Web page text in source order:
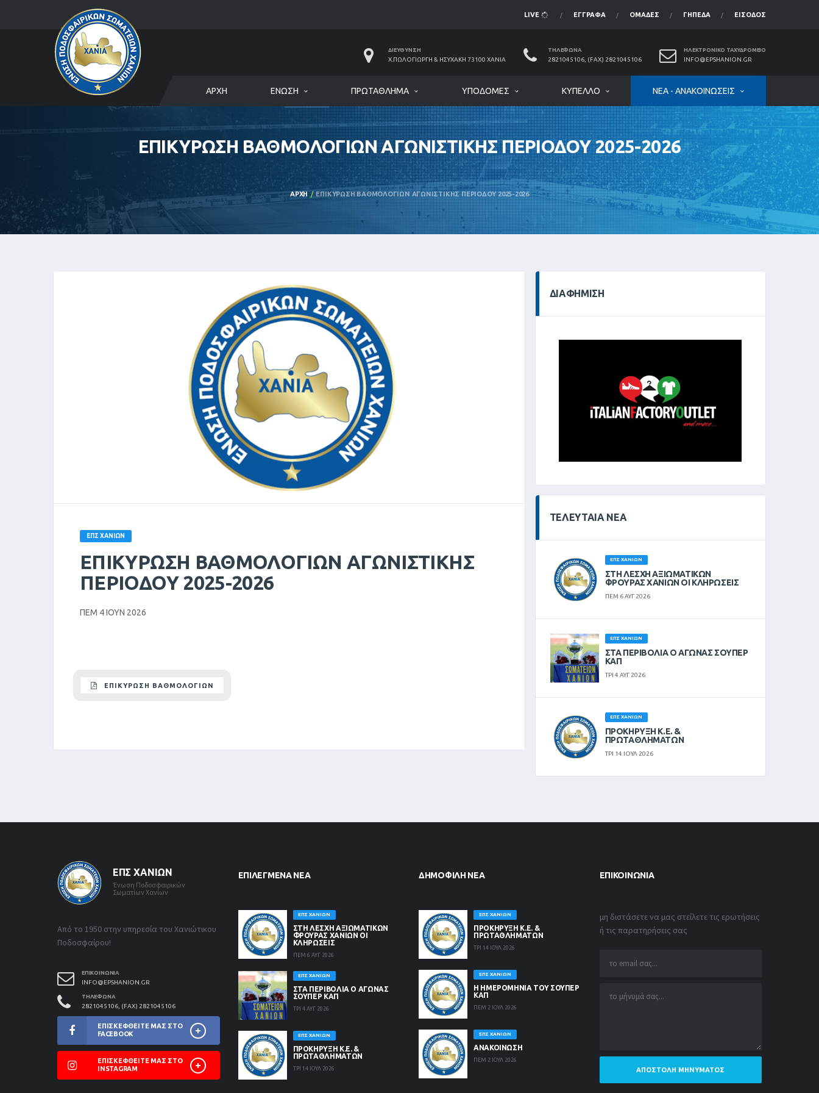
LIVE ΈΓΓΡΑΦΑ ΟΜΆΔΕΣ ΓΉΠΕΔΑ ΕΊΣΟΔΟΣ
ΔΙΕΎΘΥΝΣΗ
Χ.ΠΩΛΟΓΙΏΡΓΗ & ΗΣΥΧΆΚΗ 73100 ΧΑΝΙΆ
ΤΗΛΈΦΩΝΑ
2821045106, (FAX) 2821045106
ΗΛΕΚΤΡΟΝΙΚΌ ΤΑΧΥΔΡΟΜΕΊΟ
INFO@EPSHANION.GR
ΑΡΧΉ ΈΝΩΣΗ ΠΡΩΤΆΘΛΗΜΑ ΥΠΟΔΟΜΈΣ ΚΎΠΕΛΛΟ ΝΈΑ - ΑΝΑΚΟΙΝΏΣΕΙΣ
ΕΠΙΚΥΡΩΣΗ ΒΑΘΜΟΛΟΓΙΩΝ ΑΓΩΝΙΣΤΙΚΗΣ ΠΕΡΙΟΔΟΥ 2025-2026
ΑΡΧΉ ΕΠΙΚΥΡΩΣΗ ΒΑΘΜΟΛΟΓΙΩΝ ΑΓΩΝΙΣΤΙΚΗΣ ΠΕΡΙΟΔΟΥ 2025-2026
ΕΠΣ ΧΑΝΊΩΝ
ΕΠΙΚΥΡΩΣΗ ΒΑΘΜΟΛΟΓΙΩΝ ΑΓΩΝΙΣΤΙΚΗΣ
ΠΕΡΙΟΔΟΥ 2025-2026
ΠΕΜ 4 ΙΟΥΝ 2026
ΕΠΙΚΥΡΩΣΗ ΒΑΘΜΟΛΟΓΙΩΝ
ΔΙΑΦΉΜΙΣΗ
ΤΕΛΕΥΤΑΊΑ ΝΈΑ
ΕΠΣ ΧΑΝΊΩΝ
ΣΤΗ ΛΈΣΧΗ ΑΞΙΩΜΑΤΙΚΏΝ
ΦΡΟΥΡΆΣ ΧΑΝΊΩΝ ΟΙ ΚΛΗΡΏΣΕΙΣ
ΠΕΜ 6 ΑΥΓ 2026
ΕΠΣ ΧΑΝΊΩΝ
ΣΤΑ ΠΕΡΙΒΟΛΙΑ Ο ΑΓΩΝΑΣ ΣΟΥΠΕΡ
ΚΑΠ
ΤΡΙ 4 ΑΥΓ 2026
ΕΠΣ ΧΑΝΊΩΝ
ΠΡΟΚΗΡΥΞΗ Κ.Ε. &
ΠΡΩΤΑΘΛΗΜΑΤΩΝ
ΤΡΙ 14 ΙΟΥΛ 2026
ΕΠΣ ΧΑΝΊΩΝ
Ένωση Ποδοσφαιρικών
Σωματίων Χανίων
Από το 1950 στην υπηρεσία του Χανιώτικου
Ποδοσφαίρου!
ΕΠΙΚΟΙΝΩΝΊΑ
INFO@EPSHANION.GR
ΤΗΛΈΦΩΝΑ
2821045106, (FAX) 2821045106
ΕΠΙΣΚΕΦΘΕΊΤΕ ΜΑΣ ΣΤΟ
FACEBOOK
ΕΠΙΣΚΕΦΘΕΊΤΕ ΜΑΣ ΣΤΟ
INSTAGRAM
ΕΠΙΛΕΓΜΈΝΑ ΝΈΑ
ΕΠΣ ΧΑΝΊΩΝ
ΣΤΗ ΛΈΣΧΗ ΑΞΙΩΜΑΤΙΚΏΝ
ΦΡΟΥΡΆΣ ΧΑΝΊΩΝ ΟΙ
ΚΛΗΡΏΣΕΙΣ
ΠΕΜ 6 ΑΥΓ 2026
ΕΠΣ ΧΑΝΊΩΝ
ΣΤΑ ΠΕΡΙΒΟΛΙΑ Ο ΑΓΩΝΑΣ
ΣΟΥΠΕΡ ΚΑΠ
ΤΡΙ 4 ΑΥΓ 2026
ΕΠΣ ΧΑΝΊΩΝ
ΠΡΟΚΗΡΥΞΗ Κ.Ε. &
ΠΡΩΤΑΘΛΗΜΑΤΩΝ
ΤΡΙ 14 ΙΟΥΛ 2026
ΔΗΜΟΦΙΛΉ ΝΈΑ
ΕΠΣ ΧΑΝΊΩΝ
ΠΡΟΚΗΡΥΞΗ Κ.Ε. &
ΠΡΩΤΑΘΛΗΜΑΤΩΝ
ΤΡΙ 14 ΙΟΥΛ 2026
ΕΠΣ ΧΑΝΊΩΝ
Η ΗΜΕΡΟΜΗΝΙΑ ΤΟΥ ΣΟΥΠΕΡ
ΚΑΠ
ΠΕΜ 2 ΙΟΥΛ 2026
ΕΠΣ ΧΑΝΊΩΝ
ΑΝΑΚΟΙΝΩΣΗ
ΠΕΜ 2 ΙΟΥΛ 2026
ΕΠΙΚΟΙΝΩΝΊΑ
μη διστάσετε να μας στείλετε τις ερωτήσεις
ή τις παρατηρήσεις σας
ΑΠΟΣΤΟΛΉ ΜΗΝΎΜΑΤΟΣ